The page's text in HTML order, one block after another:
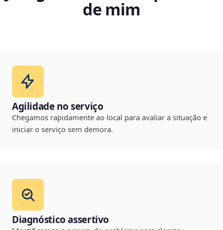
de mim
Agilidade no serviço
Chegamos rapidamente ao local para avaliar a situação e
iniciar o serviço sem demora.
Diagnóstico assertivo